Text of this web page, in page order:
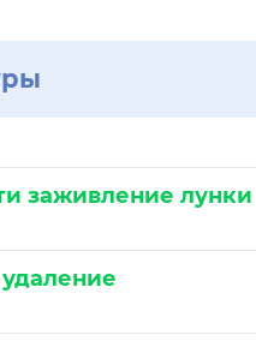
заживление лунки